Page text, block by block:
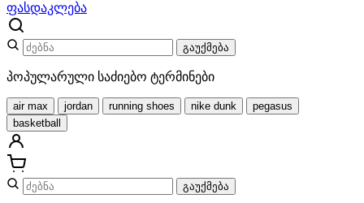
ფასდაკლება
გაუქმება
პოპულარული საძიებო ტერმინები
air max jordan running shoes nike dunk
pegasus
basketball
გაუქმება